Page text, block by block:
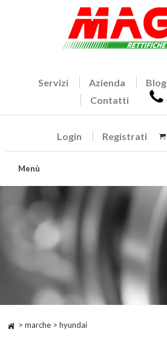
Servizi Azienda Blog
Contatti
Login Registrati
Menù
> marche > hyundai